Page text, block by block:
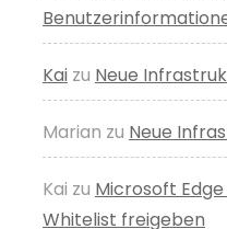
Kai zu Neue
Marian zu Neue
Kai zu Microsoft
Whitelist freigeben